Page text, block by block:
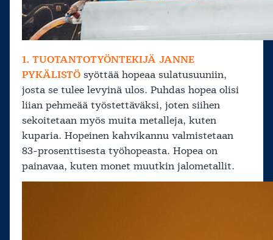
1. TUOTANTOTYÖNTEKIJÄ JANNE
PYKÄLISTÖ syöttää hopeaa sulatusuuniin,
josta se tulee levyinä ulos. Puhdas hopea olisi
liian pehmeää työstettäväksi, joten siihen
sekoitetaan myös muita metalleja, kuten
kuparia. Hopeinen kahvikannu valmistetaan
83-prosenttisesta työhopeasta. Hopea on
painavaa, kuten monet muutkin jalometallit.